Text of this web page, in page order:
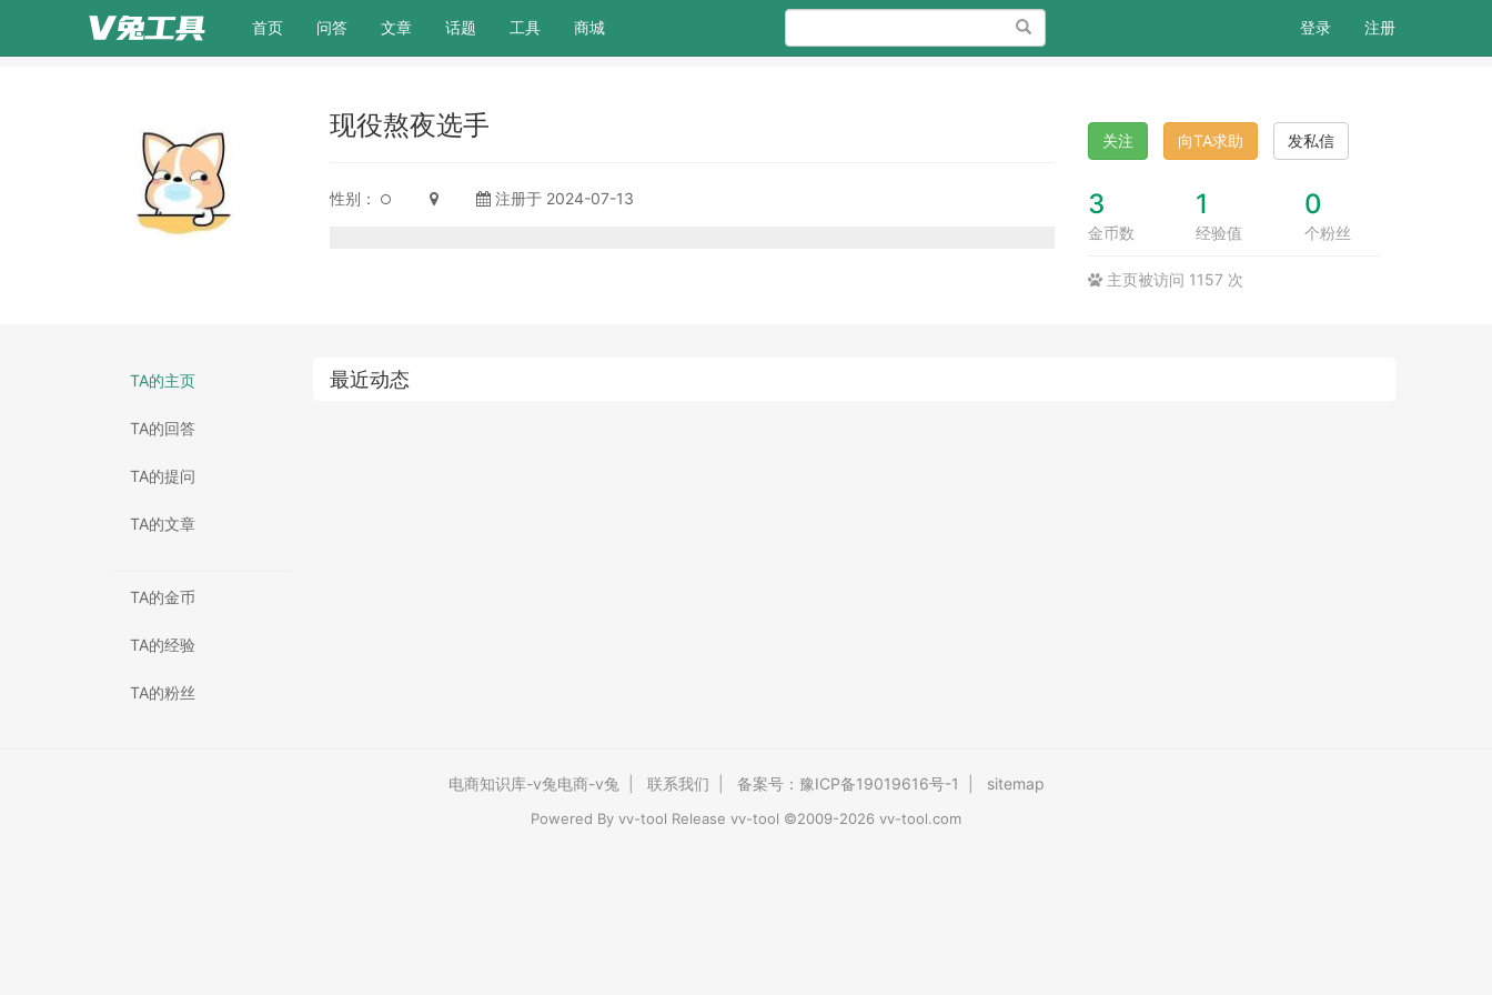
首页(current)
问答 文章 话题 工具 商城 搜索 登录 注册
现役熬夜选手
性别： 注册于 2024-07-13
关注 向TA求助 发私信
3
金币数
1
经验值
0
个粉丝
主页被访问 1157 次
TA的主页
TA的回答
TA的提问
TA的文章
TA的金币
TA的经验
TA的粉丝
最近动态
电商知识库-v兔电商-v兔 联系我们 备案号：豫ICP备19019616号-1 sitemap
Powered By vv-tool Release vv-tool ©2009-2026 vv-tool.com